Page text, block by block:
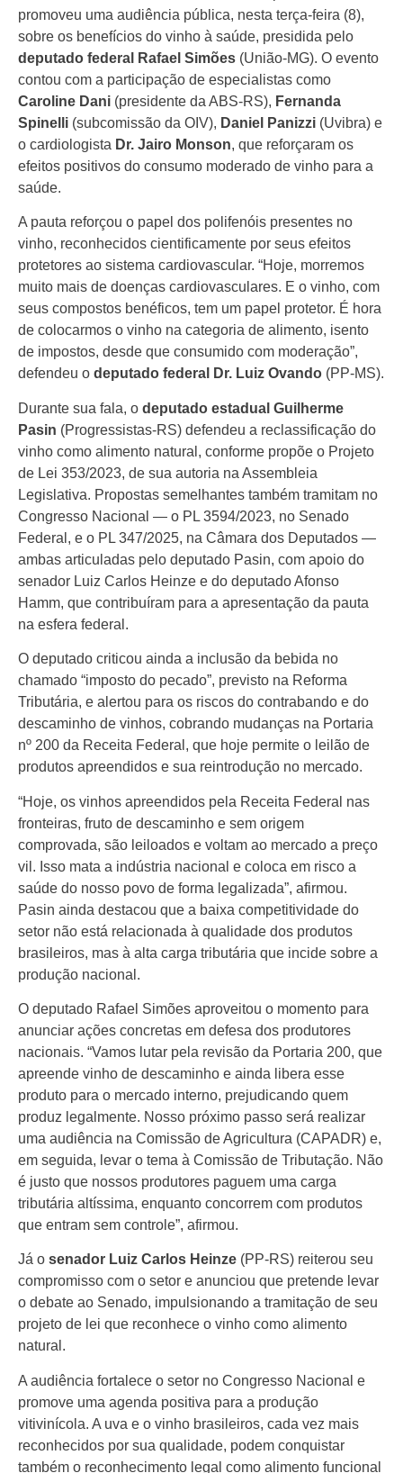
promoveu uma audiência pública, nesta terça-feira (8),
sobre os benefícios do vinho à saúde, presidida pelo
deputado federal
Rafael Simões (União-MG). O evento
contou com a participação de especialistas como
Caroline Dani (presidente da ABS-RS), Fernanda
Spinelli (subcomissão da OIV), Daniel Panizzi (Uvibra) e
o cardiologista Dr. Jairo Monson, que reforçaram os
efeitos positivos do consumo moderado de vinho para a
saúde.
A pauta reforçou o papel dos polifenóis presentes no
vinho, reconhecidos cientificamente por seus efeitos
protetores ao sistema cardiovascular. “Hoje, morremos
muito mais de doenças cardiovasculares. E o vinho, com
seus compostos benéficos, tem um papel protetor. É hora
de colocarmos o vinho na categoria de alimento, isento
de impostos, desde que consumido com moderação”,
defendeu o deputado federal Dr. Luiz Ovando (PP-MS).
Durante sua fala, o deputado estadual Guilherme
Pasin (Progressistas-RS) defendeu a reclassificação do
vinho como alimento natural, conforme propõe o Projeto
de Lei 353/2023, de sua autoria na Assembleia
Legislativa. Propostas semelhantes também tramitam no
Congresso Nacional — o PL 3594/2023, no Senado
Federal, e o PL 347/2025, na Câmara dos Deputados —
ambas articuladas pelo deputado Pasin, com apoio do
senador Luiz Carlos Heinze e do deputado Afonso
Hamm, que contribuíram para a apresentação da pauta
na esfera federal.
O deputado criticou ainda a inclusão da bebida no
chamado “imposto do pecado”, previsto na Reforma
Tributária, e alertou para os riscos do contrabando e do
descaminho de vinhos, cobrando mudanças na Portaria
nº 200 da Receita Federal, que hoje permite o leilão de
produtos apreendidos e sua reintrodução no mercado.
“Hoje, os vinhos apreendidos pela Receita Federal nas
fronteiras, fruto de descaminho e sem origem
comprovada, são leiloados e voltam ao mercado a preço
vil. Isso mata a indústria nacional e coloca em risco a
saúde do nosso povo de forma legalizada”, afirmou.
Pasin ainda destacou que a baixa competitividade do
setor não está relacionada à qualidade dos produtos
brasileiros, mas à alta carga tributária que incide sobre a
produção nacional.
O deputado Rafael Simões aproveitou o momento para
anunciar ações concretas em defesa dos produtores
nacionais. “Vamos lutar pela revisão da Portaria 200, que
apreende vinho de descaminho e ainda libera esse
produto para o mercado interno, prejudicando quem
produz legalmente. Nosso próximo passo será realizar
uma audiência na Comissão de Agricultura (CAPADR) e,
em seguida, levar o tema à Comissão de Tributação. Não
é justo que nossos produtores paguem uma carga
tributária altíssima, enquanto concorrem com produtos
que entram sem controle”, afirmou.
Já o senador Luiz Carlos Heinze (PP-RS) reiterou seu
compromisso com o setor e anunciou que pretende levar
o debate ao Senado, impulsionando a tramitação de seu
projeto de lei que reconhece o vinho como alimento
natural.
A audiência fortalece o setor no Congresso Nacional e
promove uma agenda positiva para a produção
vitivinícola. A uva e o vinho brasileiros, cada vez mais
reconhecidos por sua qualidade, podem conquistar
também o reconhecimento legal como alimento funcional